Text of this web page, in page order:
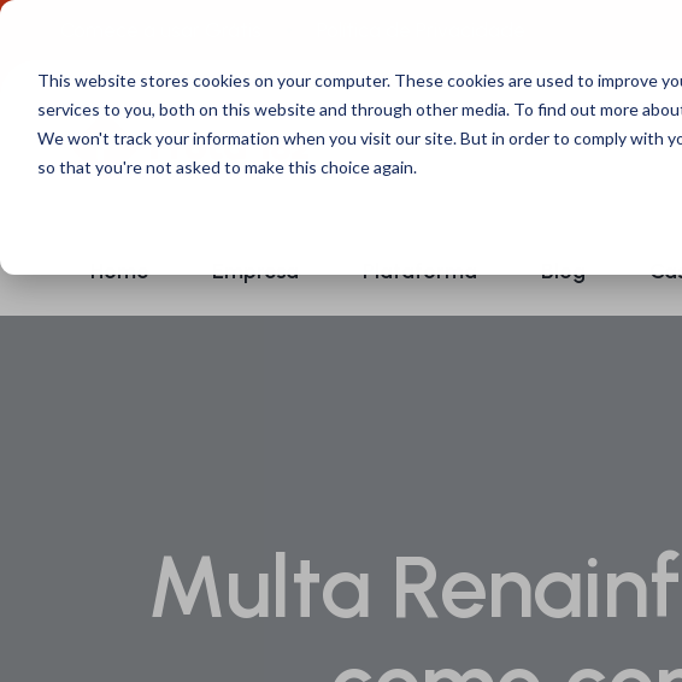
This website stores cookies on your computer. These cookies are used to improve
services to you, both on this website and through other media. To find out more
We won't track your information when you visit our site. But in order to comply with
so that you're not asked to make this choice again.
Home Empresa Plataforma Blog
Multa